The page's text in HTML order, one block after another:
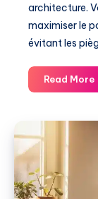
architecture.
maximiser le
évitant les
Read More